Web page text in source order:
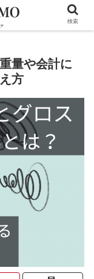
量や会計に
方
検索